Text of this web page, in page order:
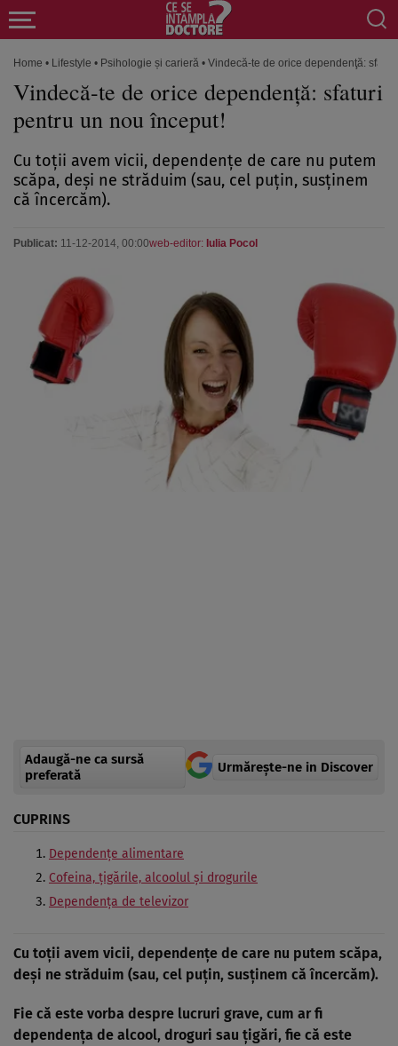
Home • Lifestyle • Psihologie și carieră • Vindecă-te de orice dependenţă:
Vindecă-te de orice dependenţă: sfaturi
pentru un nou început!
Cu toţii avem vicii, dependenţe de care nu putem
scăpa, deşi ne străduim (sau, cel puţin, susţinem
că încercăm).
Publicat: 11-12-2014, 00:00web-editor: Iulia Pocol
Adaugă-ne ca sursă
preferată
Urmărește-ne in Discover
CUPRINS
Dependenţe alimentare
Cofeina, ţigările, alcoolul şi drogurile
Dependenţa de televizor
Cu toţii avem vicii, dependenţe de care nu putem scăpa,
deşi ne străduim (sau, cel puţin, susţinem că încercăm).
Fie că este vorba despre lucruri grave, cum ar fi
dependenţa de alcool, droguri sau ţigări, fie că este